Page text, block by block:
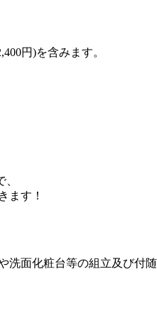
円)を含みます。
ます！
洗面化粧台等の組立及び付